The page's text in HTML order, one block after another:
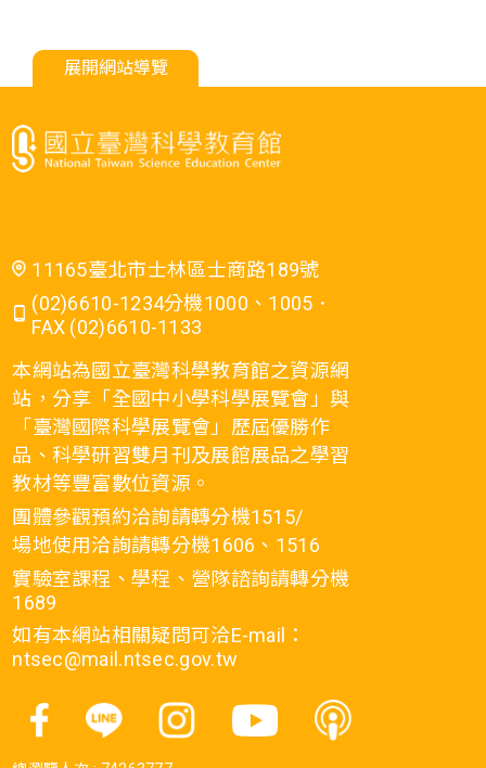
展開網站導覽
11165臺北市士林區士商路189號
(02)6610-1234分機1000、1005．
FAX (02)6610-1133
本網站為國立臺灣科學教育館之資源網
站，分享「全國中小學科學展覽會」與
「臺灣國際科學展覽會」歷屆優勝作
品、科學研習雙月刊及展館展品之學習
教材等豐富數位資源。
團體參觀預約洽詢請轉分機1515/
場地使用洽詢請轉分機1606、1516
實驗室課程、學程、營隊諮詢請轉分機
1689
如有本網站相關疑問可洽E-mail：
ntsec@mail.ntsec.gov.tw